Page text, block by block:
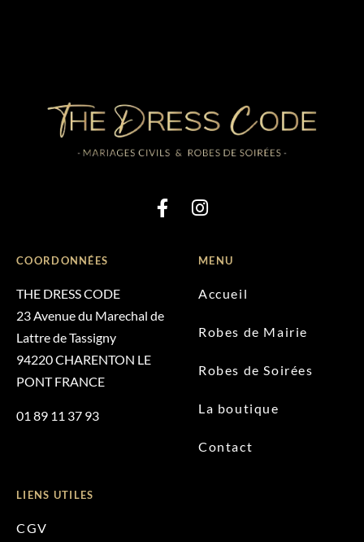
COORDONNÉES
THE DRESS CODE
23 Avenue du Marechal de
Lattre de Tassigny
94220 CHARENTON LE
PONT FRANCE
01 89 11 37 93
MENU
Accueil
Robes de Mairie
Robes de Soirées
La boutique
Contact
LIENS UTILES
CGV